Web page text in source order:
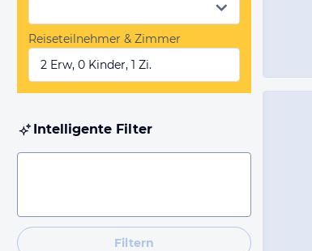
Reiseteilnehmer & Zimmer
2 Erw, 0 Kinder, 1 Zi.
Intelligente Filter
Filtern